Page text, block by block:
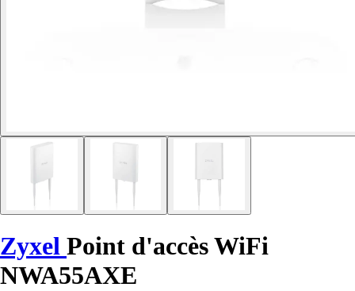
Zyxel Point d'accès WiFi
NWA55AXE